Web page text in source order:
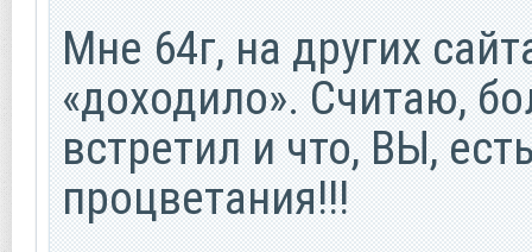
Мне 64г, на других
«доходило». Считаю,
встретил и что, ВЫ,
процветания!!!